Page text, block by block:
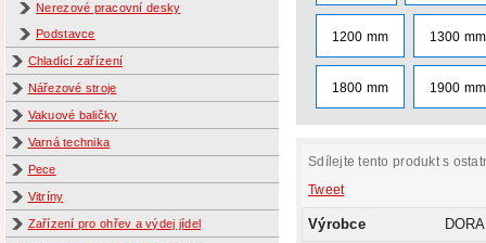
Nerezové pracovní desky
Podstavce
Chladící zařízení
Nářezové stroje
Vakuové baličky
Varná technika
Pece
Vitríny
Zařízení pro ohřev a výdej jídel
1200 mm 1300 mm
1800 mm 1900 mm
Sdílejte tento produkt s
Tweet
Výrobce